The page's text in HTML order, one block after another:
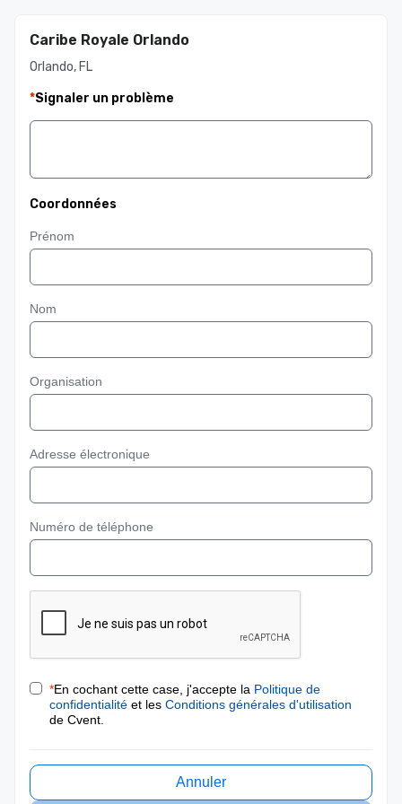
Caribe Royale Orlando
Orlando, FL
*Signaler un problème
Coordonnées
Prénom
Nom
Organisation
Adresse électronique
Numéro de téléphone
*En cochant cette case, j'accepte la Politique de
confidentialité et les Conditions générales d'utilisation
de Cvent.
Annuler